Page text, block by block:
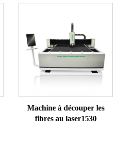
Machine à découper les
fibres au laser1530